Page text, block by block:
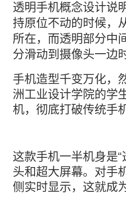
透明手机概念设计说
持原位不动的时候，
所在，而透明部分中
分滑动到摄像头一边
手机造型千变万化，
洲工业设计学院的学
机，彻底打破传统手
这款手机一半机身是
头和超大屏幕。对手
侧实时显示，这就成